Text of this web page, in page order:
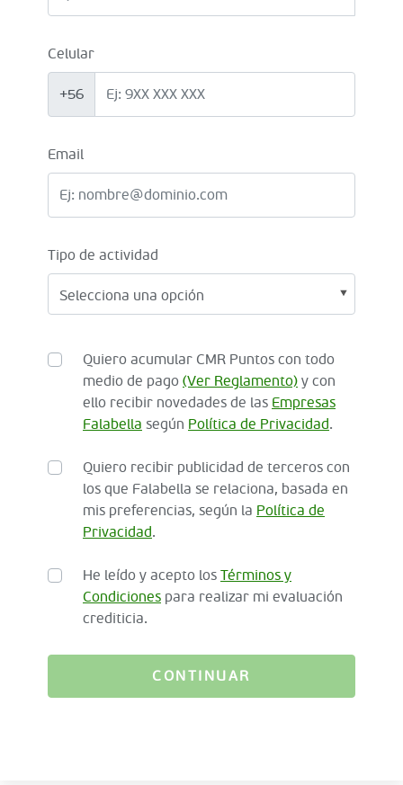
Celular
+56
Email
Tipo de actividad
Quiero acumular CMR Puntos con todo
medio de pago (Ver Reglamento) y con
ello recibir novedades de las Empresas
Falabella según Política de Privacidad.
Quiero recibir publicidad de terceros con
los que Falabella se relaciona, basada en
mis preferencias, según la Política de
Privacidad.
He leído y acepto los Términos y
Condiciones para realizar mi evaluación
crediticia.
CONTINUAR